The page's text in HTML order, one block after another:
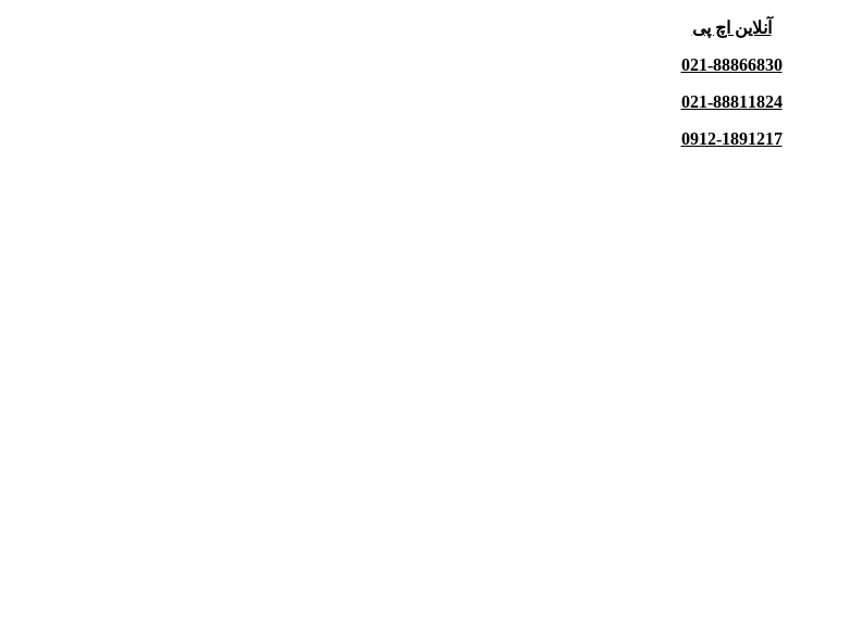
آنلاین اچ پی
021-88866830
021-88811824
0912-1891217